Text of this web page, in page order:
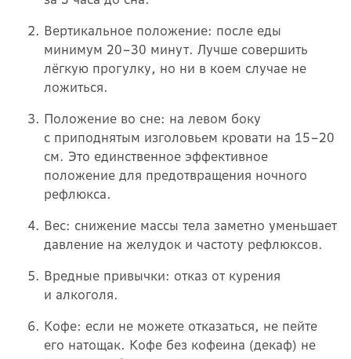
Вертикальное положение: после еды
минимум 20–30 минут. Лучше совершить
лёгкую прогулку, но ни в коем случае не
ложиться.
Положение во сне: на левом боку
с приподнятым изголовьем кровати на 15–20
см. Это единственное эффективное
положение для предотвращения ночного
рефлюкса.
Вес: снижение массы тела заметно уменьшает
давление на желудок и частоту рефлюксов.
Вредные привычки: отказ от курения
и алкоголя.
Кофе: если не можете отказаться, не пейте
его натощак. Кофе без кофеина (декаф) не